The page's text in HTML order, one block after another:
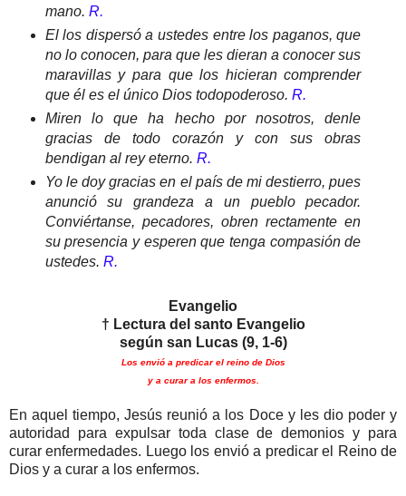
mano. R.
El los dispersó a ustedes entre los paganos, que
no lo conocen, para que les dieran a conocer sus
maravillas y para que los hicieran comprender
que él es el único Dios todopoderoso. R.
Miren lo que ha hecho por nosotros, denle
gracias de todo corazón y con sus obras
bendigan al rey eterno. R.
Yo le doy gracias en el país de mi destierro, pues
anunció su grandeza a un pueblo pecador.
Conviértanse, pecadores, obren rectamente en
su presencia y esperen que tenga compasión de
ustedes. R.
Evangelio
† Lectura del santo Evangelio
según san Lucas (9, 1-6)
Los envió a predicar el reino de Dios
y a curar a los enfermos.
En aquel tiempo, Jesús reunió a los Doce y les dio poder y
autoridad para expulsar toda clase de demonios y para
curar enfermedades. Luego los envió a predicar el Reino de
Dios y a curar a los enfermos.